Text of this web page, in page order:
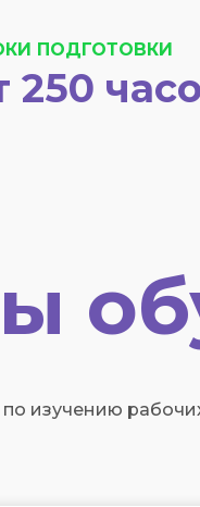
ПОДГОТОВКИ
250
изучению